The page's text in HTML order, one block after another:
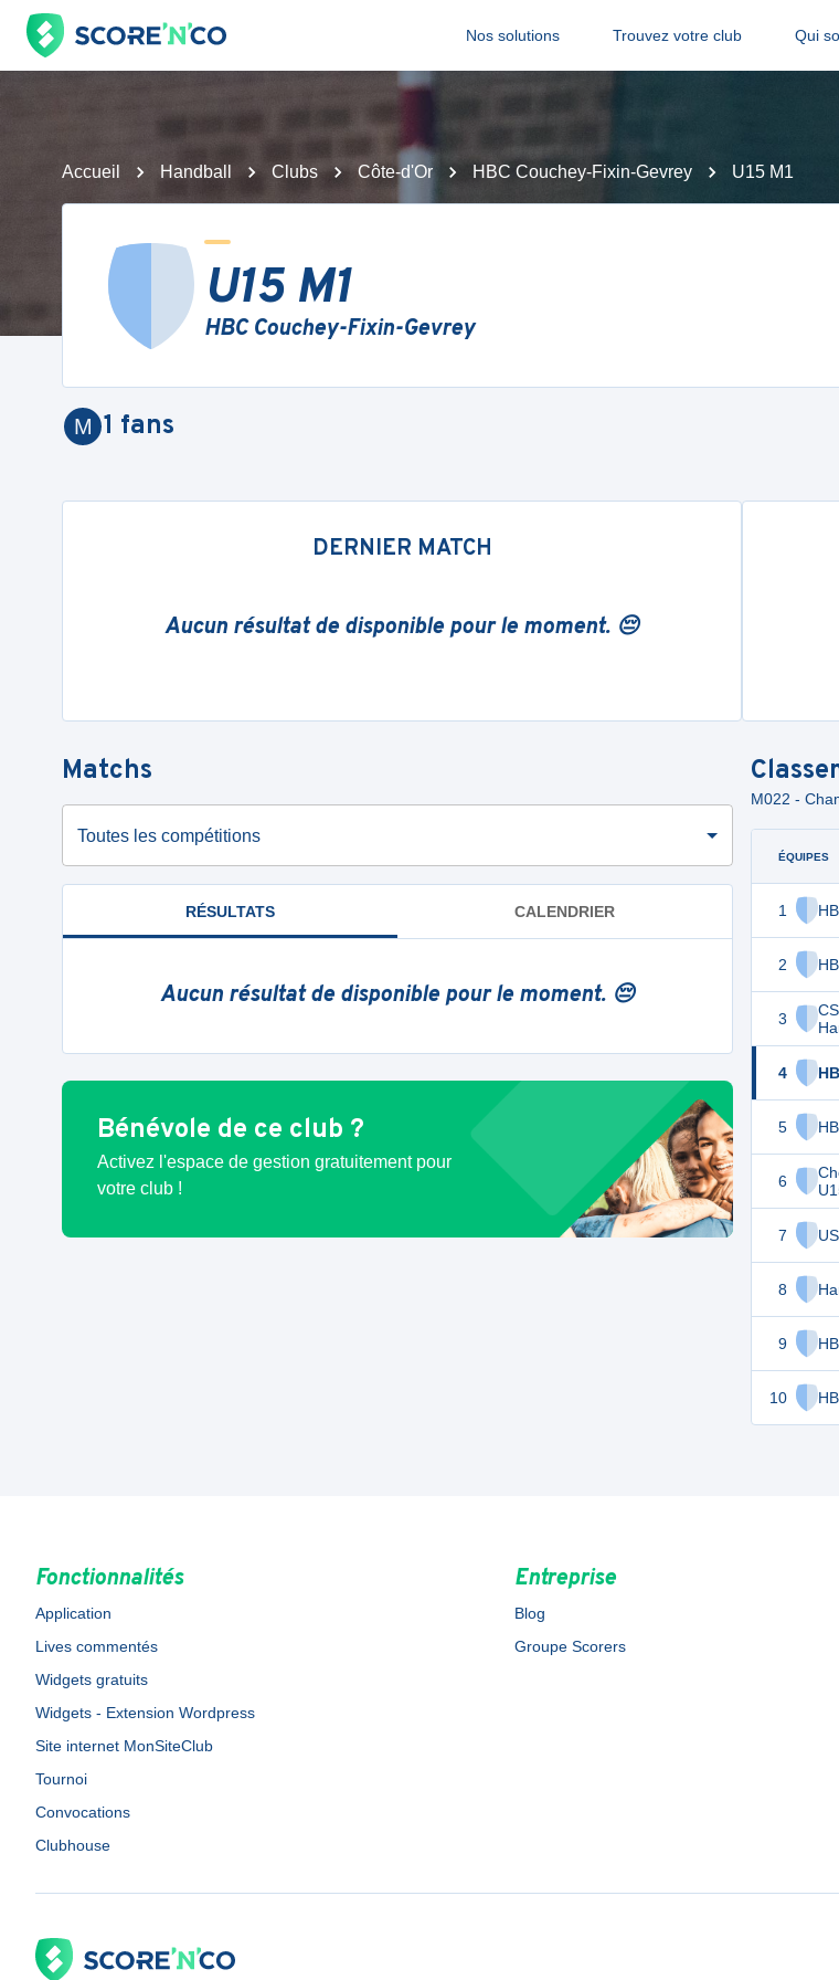
Nos solutions Trouvez votre club Qui
Accueil Handball Clubs Côte-d'Or HBC Couchey-Fixin-Gevrey U15 M1
U15 M1
HBC Couchey-Fixin-Gevrey
M 1 fans
DERNIER MATCH
Aucun résultat de disponible pour le moment. 😔
Matchs
Toutes les compétitions
RÉSULTATS CALENDRIER
Aucun résultat de disponible pour le moment. 😔
Bénévole de ce club ?
Activez l'espace de gestion gratuitement pour
votre club !
M022 -
ÉQUIPES
1
2
3
4
5
6
7
8
9
10
Fonctionnalités
Application
Lives commentés
Widgets gratuits
Widgets - Extension Wordpress
Site internet MonSiteClub
Tournoi
Convocations
Clubhouse
Entreprise
Blog
Groupe Scorers